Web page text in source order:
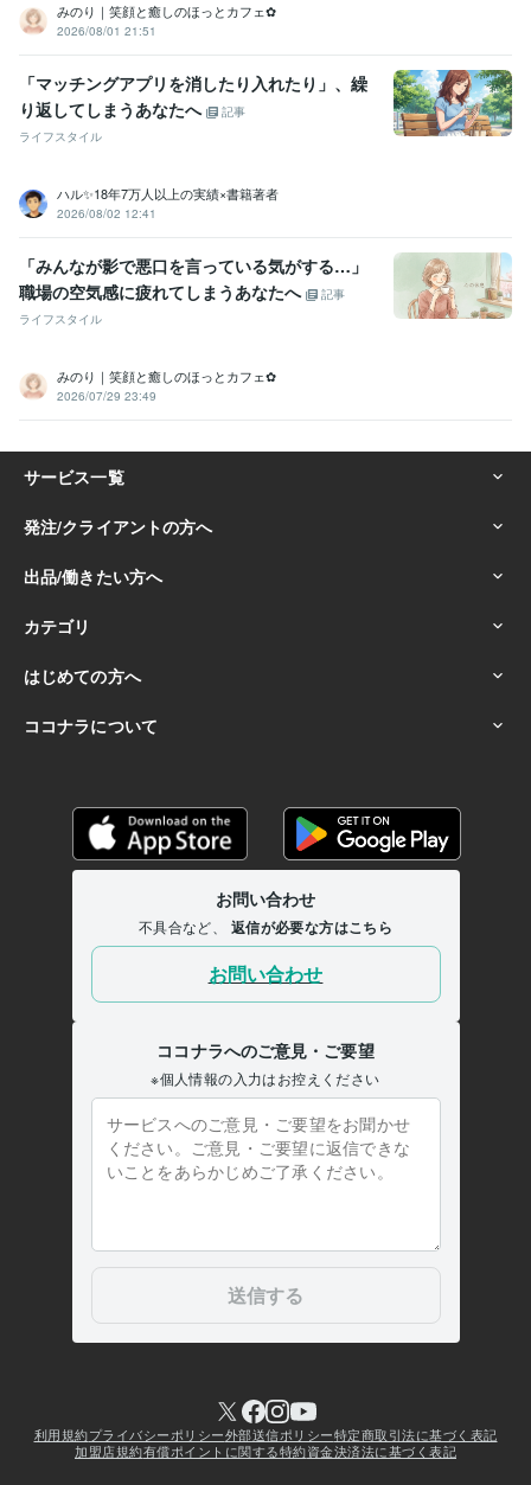
みのり｜笑顔と癒しのほっとカフェ✿
2026/08/01 21:51
「マッチングアプリを消したり入れたり」、繰
り返してしまうあなたへ
記事
ライフスタイル
ハル✨18年7万人以上の実績×書籍著者
2026/08/02 12:41
「みんなが影で悪口を言っている気がする…」
職場の空気感に疲れてしまうあなたへ
記事
ライフスタイル
みのり｜笑顔と癒しのほっとカフェ✿
2026/07/29 23:49